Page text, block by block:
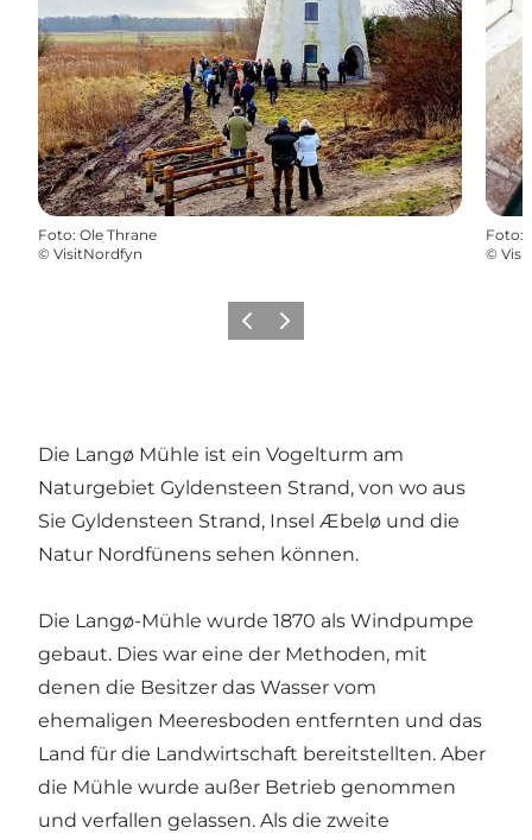
Foto: Ole Thrane
© VisitNordfyn
Foto:
©
ZurückWeiter
Die Langø Mühle ist ein Vogelturm am
Naturgebiet Gyldensteen Strand, von wo aus
Sie Gyldensteen Strand, Insel Æbelø und die
Natur Nordfünens sehen können.
Die Langø-Mühle wurde 1870 als Windpumpe
gebaut. Dies war eine der Methoden, mit
denen die Besitzer das Wasser vom
ehemaligen Meeresboden entfernten und das
Land für die Landwirtschaft bereitstellten. Aber
die Mühle wurde außer Betrieb genommen
und verfallen gelassen. Als die zweite